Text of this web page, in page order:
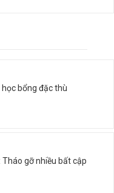
bổng đặc thù
gỡ nhiều bất cập